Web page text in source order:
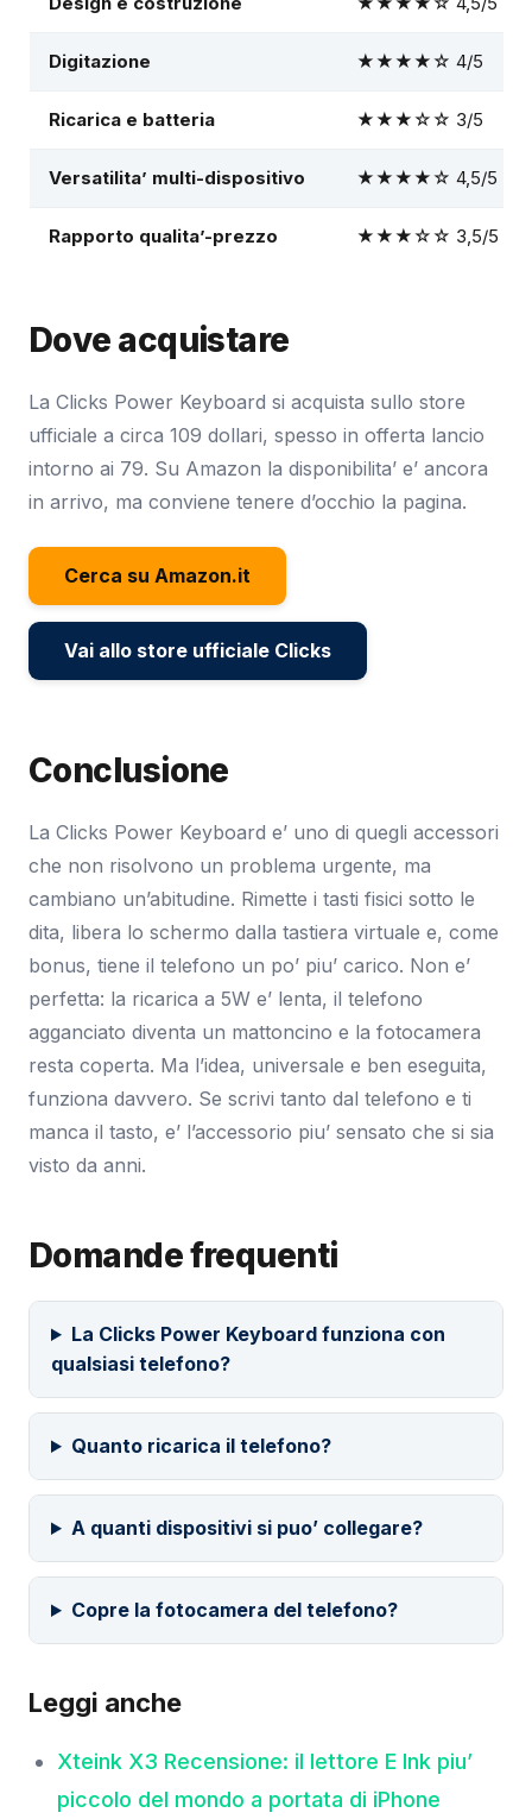
Digitazione ★★★★☆ 4/5
Ricarica e batteria ★★★☆☆ 3/5
Versatilita’ multi-dispositivo ★★★★☆ 4,5/5
Rapporto qualita’-prezzo ★★★☆☆ 3,5/5
Dove acquistare
La Clicks Power Keyboard si acquista sullo store
ufficiale a circa 109 dollari, spesso in offerta lancio
intorno ai 79. Su Amazon la disponibilita’ e’ ancora
in arrivo, ma conviene tenere d’occhio la pagina.
Cerca su Amazon.it
Vai allo store ufficiale Clicks
Conclusione
La Clicks Power Keyboard e’ uno di quegli accessori
che non risolvono un problema urgente, ma
cambiano un’abitudine. Rimette i tasti fisici sotto le
dita, libera lo schermo dalla tastiera virtuale e, come
bonus, tiene il telefono un po’ piu’ carico. Non e’
perfetta: la ricarica a 5W e’ lenta, il telefono
agganciato diventa un mattoncino e la fotocamera
resta coperta. Ma l’idea, universale e ben eseguita,
funziona davvero. Se scrivi tanto dal telefono e ti
manca il tasto, e’ l’accessorio piu’ sensato che si sia
visto da anni.
Domande frequenti
La Clicks Power Keyboard funziona con
qualsiasi telefono?
Quanto ricarica il telefono?
A quanti dispositivi si puo’ collegare?
Copre la fotocamera del telefono?
Leggi anche
Xteink X3 Recensione: il lettore E Ink piu’
piccolo del mondo a portata di iPhone